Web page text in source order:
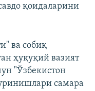
қоидаларини
ва собиқ
ҳуқуқий вазият
"Ўзбекистон
самара